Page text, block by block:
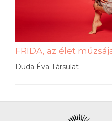
FRIDA, az élet
Duda Éva Társulat